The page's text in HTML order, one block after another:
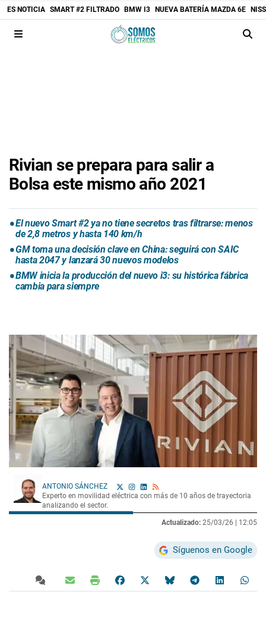
ES NOTICIA SMART #2 FILTRADO BMW I3 NUEVA BATERÍA MAZDA 6E
Rivian se prepara para salir a
Bolsa este mismo año 2021
El nuevo Smart #2 ya no tiene secretos tras filtrarse: menos
de 2,8 metros y hasta 140 km/h
GM toma una decisión clave en China: seguirá con SAIC
hasta 2047 y lanzará 30 nuevos modelos
BMW inicia la producción del nuevo i3: su histórica fábrica
cambia para siempre
ANTONIO SÁNCHEZ
Experto en movilidad eléctrica con más de 10 años de trayectoria
analizando el sector.
Actualizado: 25/03/26 | 12:05
Síguenos en Google